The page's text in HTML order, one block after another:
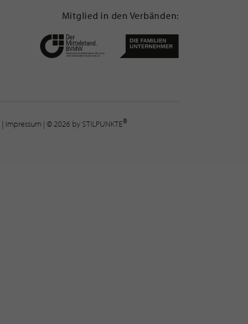
Mitglied in den Verbänden:
| Impressum | © 2026 by STILPUNKTE®